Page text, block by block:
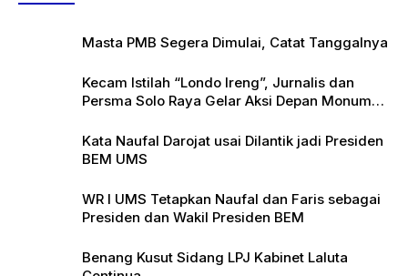
Masta PMB Segera Dimulai, Catat Tanggalnya
Kecam Istilah “Londo Ireng”, Jurnalis dan
Persma Solo Raya Gelar Aksi Depan Monumen
Kata Naufal Darojat usai Dilantik jadi Presiden
BEM UMS
WR I UMS Tetapkan Naufal dan Faris sebagai
Presiden dan Wakil Presiden BEM
Benang Kusut Sidang LPJ Kabinet Laluta